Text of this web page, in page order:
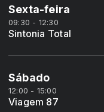
Sexta-feira
09:30 - 12:30
Sintonia Total
Sábado
12:00 - 15:00
Viagem 87